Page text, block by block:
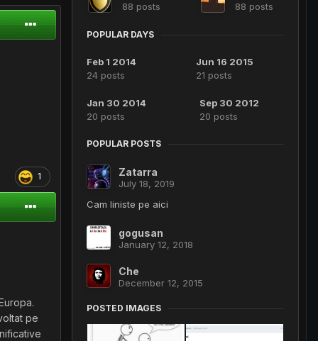
1
pe
88 posts
88 posts
POPULAR DAYS
Feb 1 2014
24 posts
Jun 16 2015
21 posts
Jan 30 2014
20 posts
Sep 30 2012
20 posts
POPULAR POSTS
Zatarra
July 18, 2019
Cam liniste pe aici
gogusan
January 12, 2018
Che
December 12, 2015
POSTED IMAGES